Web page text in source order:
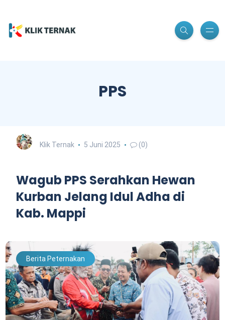
PPS
Klik Ternak 5 Juni 2025 (0)
Wagub PPS Serahkan Hewan
Kurban Jelang Idul Adha di
Kab. Mappi
Berita Peternakan